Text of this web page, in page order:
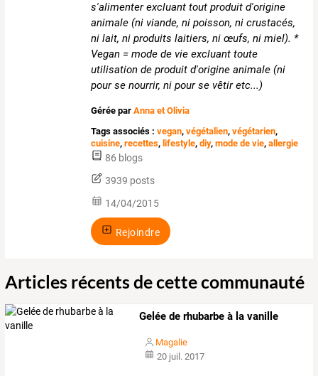
s'alimenter excluant tout produit d'origine
animale (ni viande, ni poisson, ni crustacés,
ni lait, ni produits laitiers, ni œufs, ni miel). *
Vegan = mode de vie excluant toute
utilisation de produit d'origine animale (ni
pour se nourrir, ni pour se vêtir etc...)
Gérée parAnna et Olivia
Tags associés : vegan,végétalien,végétarien,
cuisine,recettes, lifestyle,diy,mode de vie,allergie
86 blogs
3939 posts
14/04/2015
Rejoindre
Articles récents de cette communauté
Gelée de rhubarbe à la vanille
Magalie
20 juil. 2017